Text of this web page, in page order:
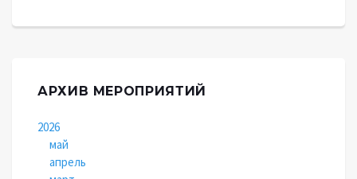
АРХИВ МЕРОПРИЯТИЙ
2026
май
апрель